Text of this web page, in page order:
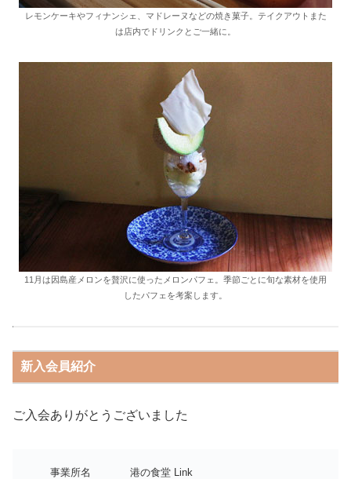
レモンケーキやフィナンシェ、マドレーヌなどの焼き菓子。テイクアウトまた
は店内でドリンクとご一緒に。
11月は因島産メロンを贅沢に使ったメロンパフェ。季節ごとに旬な素材を使用
したパフェを考案します。
新入会員紹介
ご入会ありがとうございました
事業所名 港の食堂 Link